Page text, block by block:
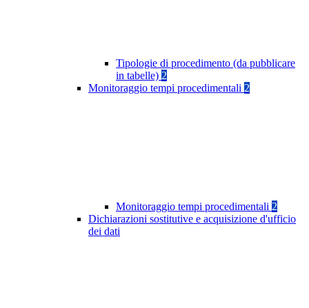
Tipologie di procedimento (da pubblicare
in tabelle) 2
Monitoraggio tempi procedimentali 2
Monitoraggio tempi procedimentali 2
Dichiarazioni sostitutive e acquisizione d'ufficio
dei dati